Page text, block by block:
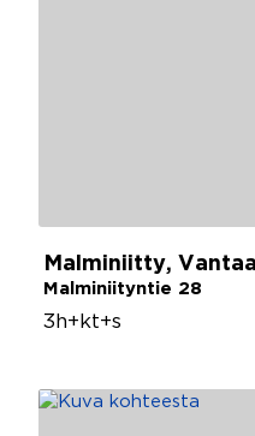
Malminiitty, Vantaa
Malminiityntie 28
3h+kt+s